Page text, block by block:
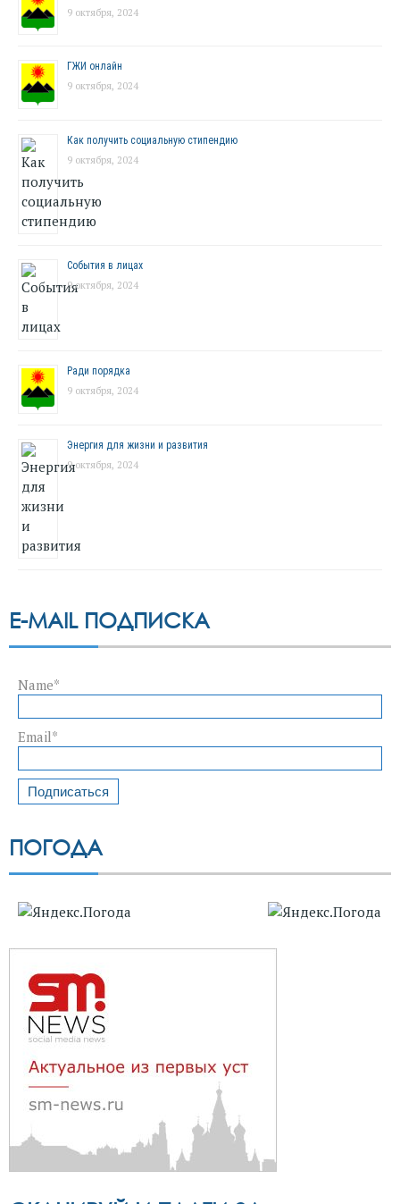
9 октября, 2024
ГЖИ онлайн
9 октября, 2024
Как получить социальную стипендию
9 октября, 2024
События в лицах
9 октября, 2024
Ради порядка
9 октября, 2024
Энергия для жизни и развития
9 октября, 2024
E-MAIL ПОДПИСКА
Name*
Email*
ПОГОДА